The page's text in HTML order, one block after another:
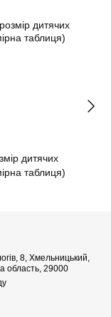
дитячих
таблиця)
8, Хмельницький,
область, 29000